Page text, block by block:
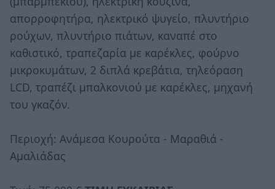
απορροφητήρα, ηλεκτρικό ψυγείο, πλυντήριο
ρούχων, πλυντήριο πιάτων, καναπέ στο
καθιστικό, τραπεζαρία με καρέκλες, φούρνο
μικροκυμάτων, 2 διπλά κρεβάτια, τηλεόραση
LCD, τραπέζι μπαλκονιού με καρέκλες, μηχανή
του γκαζόν.
Περιοχή: Ανάμεσα Κουρούτα - Μαραθιά -
Αμαλιάδας